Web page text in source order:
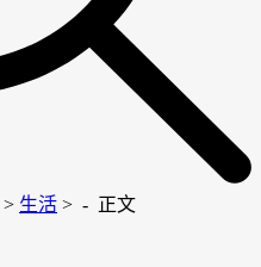
> 生活 > - 正文